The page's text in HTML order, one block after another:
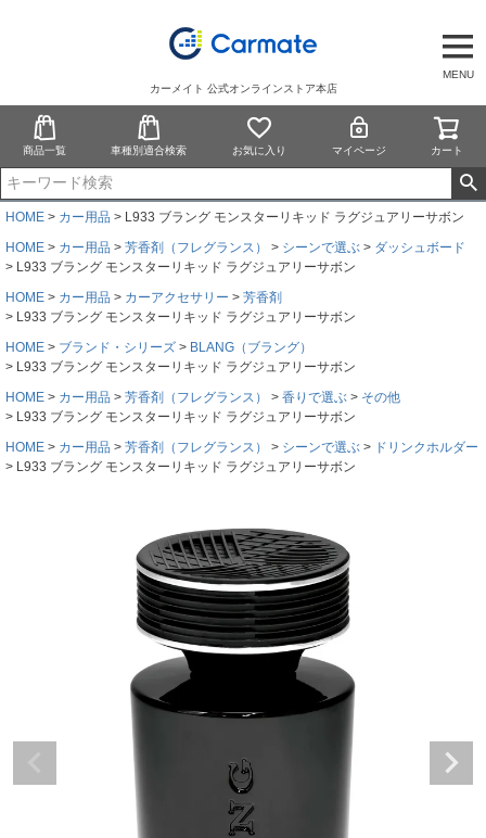
MENU
カーメイト 公式オンラインストア本店
商品一覧 車種別適合検索 お気に入り マイページ カート
HOME カー用品
L933 ブラング モンスターリキッド ラグジュアリーサボン
HOME
カー用品 芳香剤（フレグランス） シーンで選ぶ
ダッシュボード
L933 ブラング モンスターリキッド ラグジュアリーサボン
HOME
カー用品 カーアクセサリー
芳香剤
L933 ブラング モンスターリキッド ラグジュアリーサボン
HOME
ブランド・シリーズ
BLANG（ブラング）
L933 ブラング モンスターリキッド ラグジュアリーサボン
HOME
カー用品 芳香剤（フレグランス） 香りで選ぶ
その他
L933 ブラング モンスターリキッド ラグジュアリーサボン
HOME
カー用品 芳香剤（フレグランス） シーンで選ぶ
ドリンクホルダー
L933 ブラング モンスターリキッド ラグジュアリーサボン